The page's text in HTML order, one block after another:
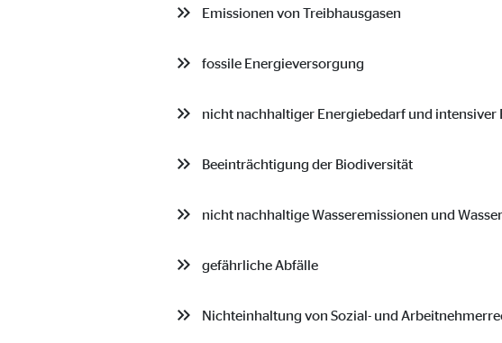
Emissionen von Treibhausgasen
fossile Energieversorgung
nicht nachhaltiger Energiebedarf und intensiver
Beeinträchtigung der Biodiversität
nicht nachhaltige Wasseremissionen und
gefährliche Abfälle
Nichteinhaltung von Sozial- und